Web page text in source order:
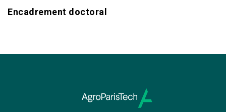
Encadrement doctoral